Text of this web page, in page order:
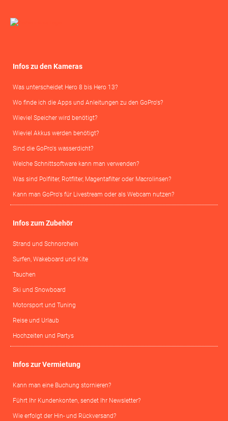
Infos zu den Kameras
Was unterscheidet Hero 8 bis Hero 13?
Wo finde ich die Apps und Anleitungen zu den GoPro's?
Wieviel Speicher wird benötigt?
Wieviel Akkus werden benötigt?
Sind die GoPro's wasserdicht?
Welche Schnittsoftware kann man verwenden?
Was sind Polfilter, Rotfilter, Magentafilter oder Macrolinsen?
Kann man GoPro's für Livestream oder als Webcam nutzen?
Infos zum Zubehör
Strand und Schnorcheln
Surfen, Wakeboard und Kite
Tauchen
Ski und Snowboard
Motorsport und Tuning
Reise und Urlaub
Hochzeiten und Partys
Infos zur Vermietung
Kann man eine Buchung stornieren?
Führt Ihr Kundenkonten, sendet Ihr Newsletter?
Wie erfolgt der Hin- und Rückversand?